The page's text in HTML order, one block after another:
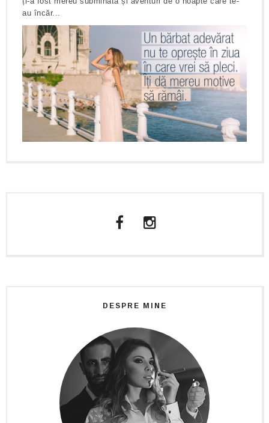
au încăr...
DESPRE MINE